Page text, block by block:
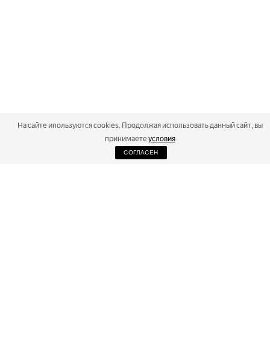
На сайте ипользуются cookies. Продолжая использовать данный сайт, вы
принимаете условия
СОГЛАСЕН